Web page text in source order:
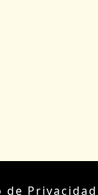
de Privacidad